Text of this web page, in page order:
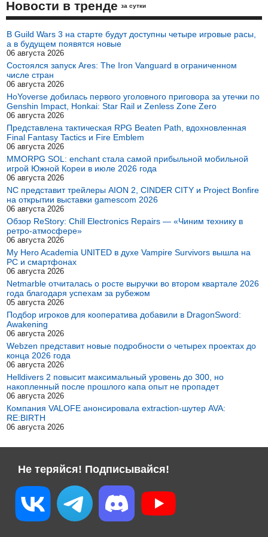
Новости в тренде за сутки
В Guild Wars 3 на старте будут доступны четыре игровые расы,
а в будущем появятся новые
06 августа 2026
Состоялся запуск Ares: The Iron Vanguard в ограниченном
числе стран
06 августа 2026
HoYoverse добилась первого уголовного приговора за утечки по
Genshin Impact, Honkai: Star Rail и Zenless Zone Zero
06 августа 2026
Представлена тактическая RPG Beaten Path, вдохновленная
Final Fantasy Tactics и Fire Emblem
06 августа 2026
MMORPG SOL: enchant стала самой прибыльной мобильной
игрой Южной Кореи в июле 2026 года
06 августа 2026
NC представит трейлеры AION 2, CINDER CITY и Project Bonfire
на открытии выставки gamescom 2026
06 августа 2026
Обзор ReStory: Chill Electronics Repairs — «Чиним технику в
ретро-атмосфере»
06 августа 2026
My Hero Academia UNITED в духе Vampire Survivors вышла на
PC и смартфонах
06 августа 2026
Netmarble отчиталась о росте выручки во втором квартале 2026
года благодаря успехам за рубежом
05 августа 2026
Подбор игроков для кооператива добавили в DragonSword:
Awakening
06 августа 2026
Webzen представит новые подробности о четырех проектах до
конца 2026 года
06 августа 2026
Helldivers 2 повысит максимальный уровень до 300, но
накопленный после прошлого капа опыт не пропадет
06 августа 2026
Компания VALOFE анонсировала extraction-шутер AVA:
RE:BIRTH
06 августа 2026
Не теряйся! Подписывайся!